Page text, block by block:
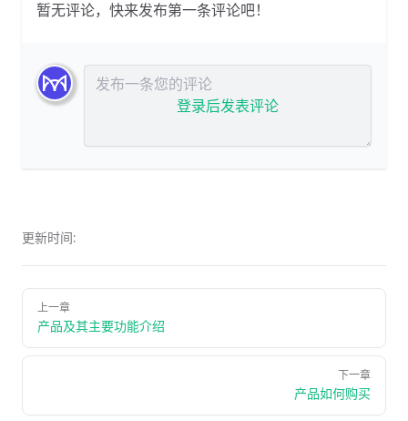
暂无评论，快来发布第一条评论吧！
发布评论
登录后发表评论
更新时间:
上一章
产品及其主要功能介绍
下一章
产品如何购买